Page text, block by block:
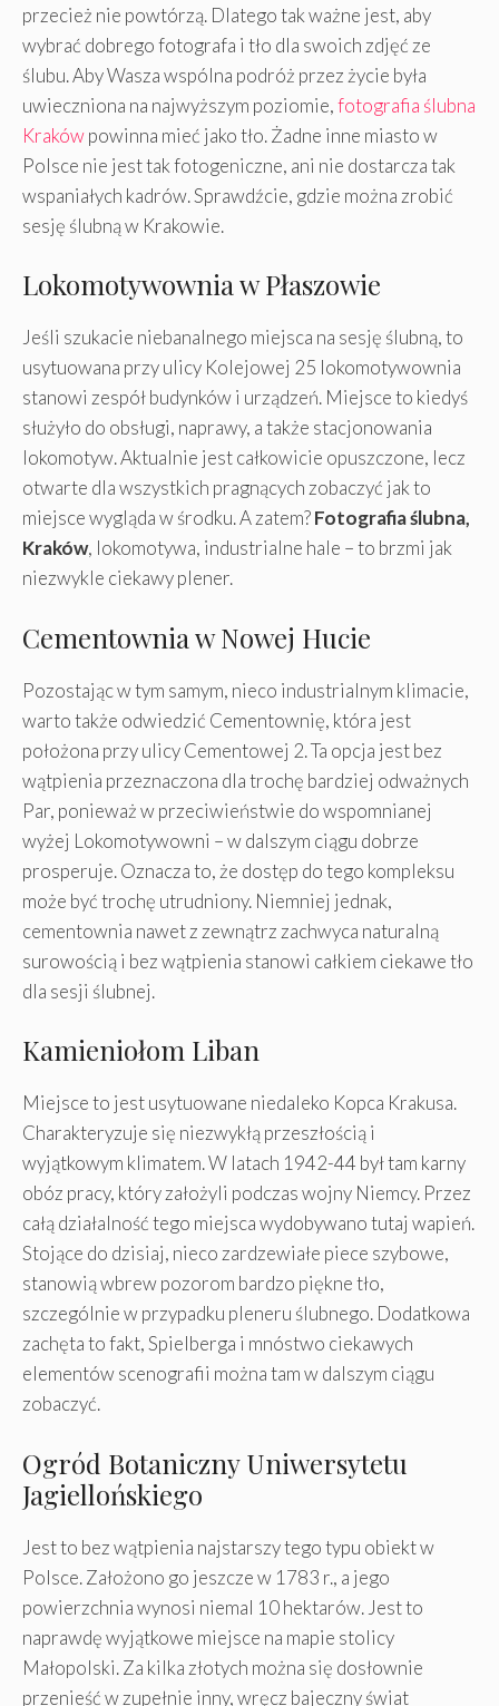
przecież nie powtórzą. Dlatego tak ważne jest, aby
wybrać dobrego fotografa i tło dla swoich zdjęć ze
ślubu. Aby Wasza wspólna podróż przez życie była
uwieczniona na najwyższym poziomie,fotografia ślubna
Krakówpowinna mieć jako tło. Żadne inne miasto w
Polsce nie jest tak fotogeniczne, ani nie dostarcza tak
wspaniałych kadrów. Sprawdźcie, gdzie można zrobić
sesję ślubną w Krakowie.
Lokomotywownia w Płaszowie
Jeśli szukacie niebanalnego miejsca na sesję ślubną, to
usytuowana przy ulicy Kolejowej 25 lokomotywownia
stanowi zespół budynków i urządzeń. Miejsce to kiedyś
służyło do obsługi, naprawy, a także stacjonowania
lokomotyw. Aktualnie jest całkowicie opuszczone, lecz
otwarte dla wszystkich pragnących zobaczyć jak to
miejsce wygląda w środku. A zatem?Fotografia ślubna,
Kraków, lokomotywa, industrialne hale – to brzmi jak
niezwykle ciekawy plener.
Cementownia w Nowej Hucie
Pozostając w tym samym, nieco industrialnym klimacie,
warto także odwiedzić Cementownię, która jest
położona przy ulicy Cementowej 2. Ta opcja jest bez
wątpienia przeznaczona dla trochę bardziej odważnych
Par, ponieważ w przeciwieństwie do wspomnianej
wyżej Lokomotywowni – w dalszym ciągu dobrze
prosperuje. Oznacza to, że dostęp do tego kompleksu
może być trochę utrudniony. Niemniej jednak,
cementownia nawet z zewnątrz zachwyca naturalną
surowością i bez wątpienia stanowi całkiem ciekawe tło
dla sesji ślubnej.
Kamieniołom Liban
Miejsce to jest usytuowane niedaleko Kopca Krakusa.
Charakteryzuje się niezwykłą przeszłością i
wyjątkowym klimatem. W latach 1942-44 był tam karny
obóz pracy, który założyli podczas wojny Niemcy. Przez
całą działalność tego miejsca wydobywano tutaj wapień.
Stojące do dzisiaj, nieco zardzewiałe piece szybowe,
stanowią wbrew pozorom bardzo piękne tło,
szczególnie w przypadku pleneru ślubnego. Dodatkowa
zachęta to fakt, Spielberga i mnóstwo ciekawych
elementów scenografii można tam w dalszym ciągu
zobaczyć.
Ogród Botaniczny Uniwersytetu
Jagiellońskiego
Jest to bez wątpienia najstarszy tego typu obiekt w
Polsce. Założono go jeszcze w 1783 r., a jego
powierzchnia wynosi niemal 10 hektarów. Jest to
naprawdę wyjątkowe miejsce na mapie stolicy
Małopolski. Za kilka złotych można się dosłownie
przenieść w zupełnie inny, wręcz bajeczny świat